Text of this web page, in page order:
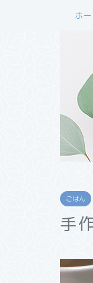
ホ
ごはん
手